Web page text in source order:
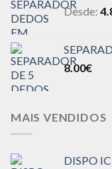
Desde:
8.00€
MAIS VENDIDOS
DISPO